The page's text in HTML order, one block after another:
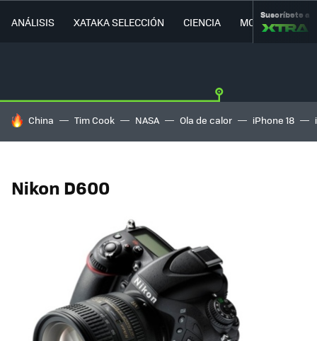
ANÁLISIS XATAKA SELECCIÓN CIENCIA MOVILIDAD
Suscríbete a
HOY SE HABLA DE
China Tim Cook NASA Ola de calor iPhone 18
Nikon D600